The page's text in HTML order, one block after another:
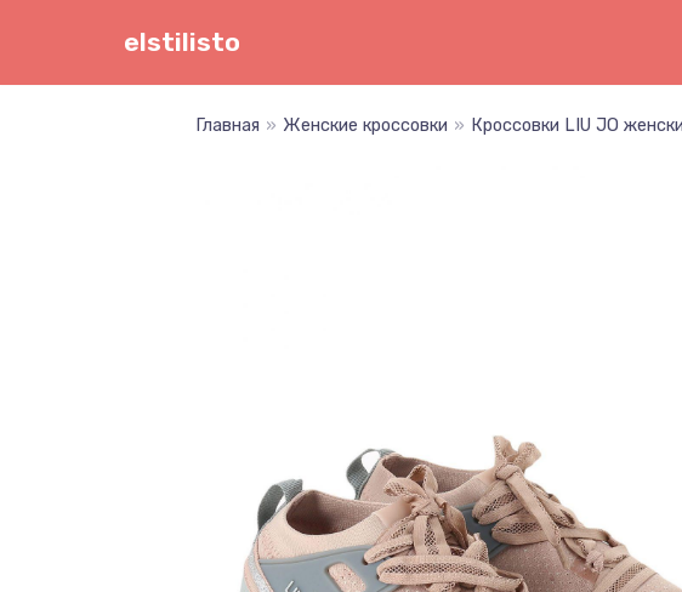
elstilisto
Главная » Женские кроссовки » Кроссовки LIU JO